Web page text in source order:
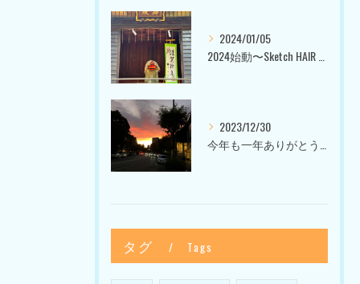
2024/01/05
2023/12/30
タグ Tags